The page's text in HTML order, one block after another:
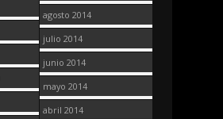
agosto 2014
julio 2014
junio 2014
mayo 2014
abril 2014